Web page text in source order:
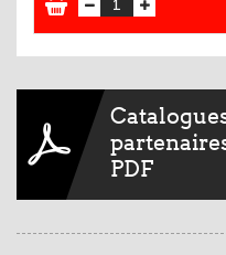
PDF